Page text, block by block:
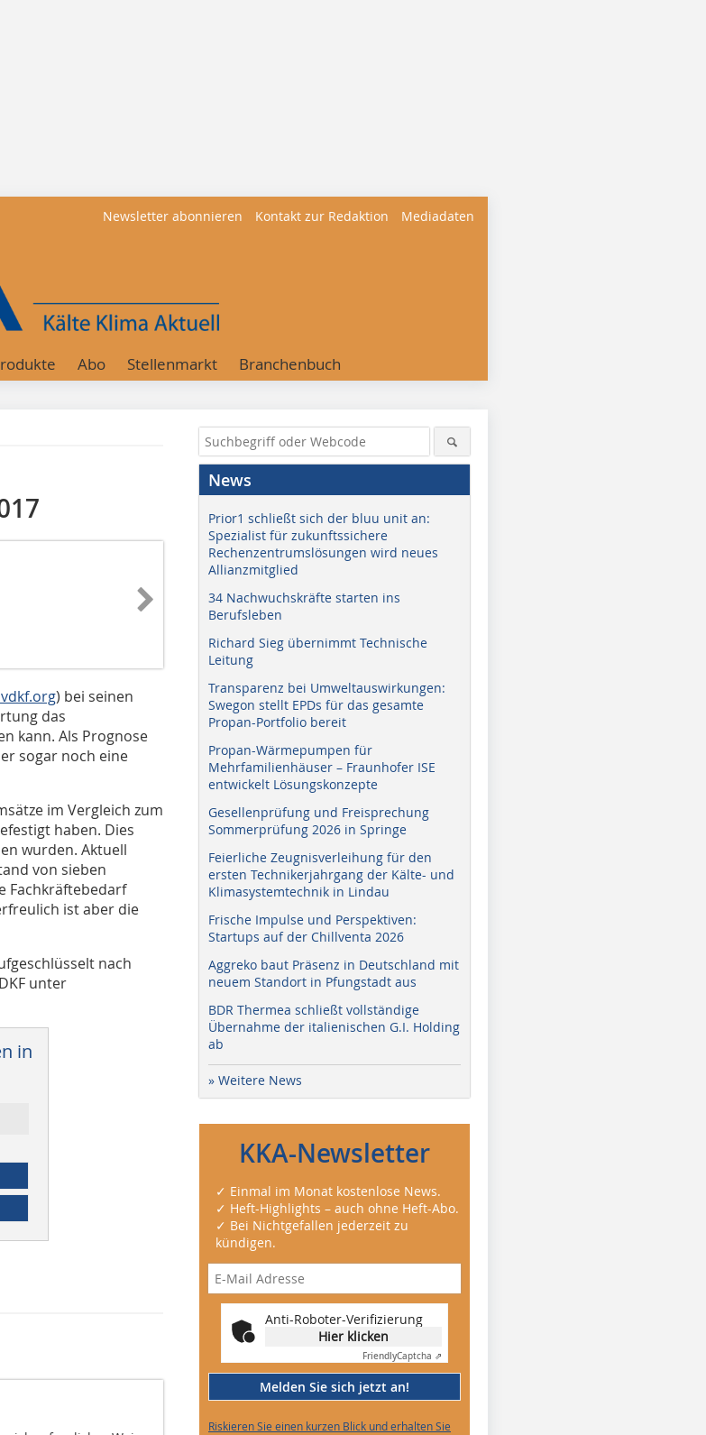
Newsletter abonnieren Kontakt zur Redaktion Mediadaten
Abo Stellenmarkt Branchenbuch
) bei seinen
das
kann. Als Prognose
sogar noch eine
im Vergleich zum
haben. Dies
wurden. Aktuell
von sieben
Fachkräftebedarf
ist aber die
nach
unter
in
News
Prior1 schließt sich der bluu unit an:
Spezialist für zukunftssichere
Rechenzentrumslösungen wird neues
Allianzmitglied
34 Nachwuchskräfte starten ins
Berufsleben
Richard Sieg übernimmt Technische
Leitung
Transparenz bei Umweltauswirkungen:
Swegon stellt EPDs für das gesamte
Propan-Portfolio bereit
Propan-Wärmepumpen für
Mehrfamilienhäuser – Fraunhofer ISE
entwickelt Lösungskonzepte
Gesellenprüfung und Freisprechung
Sommerprüfung 2026 in Springe
Feierliche Zeugnisverleihung für den
ersten Technikerjahrgang der Kälte- und
Klimasystemtechnik in Lindau
Frische Impulse und Perspektiven:
Startups auf der Chillventa 2026
Aggreko baut Präsenz in Deutschland mit
neuem Standort in Pfungstadt aus
BDR Thermea schließt vollständige
Übernahme der italienischen G.I. Holding
ab
» Weitere News
KKA-Newsletter
✓ Einmal im Monat kostenlose News.
✓ Heft-Highlights – auch ohne Heft-Abo.
✓ Bei Nichtgefallen jederzeit zu
kündigen.
Anti-Roboter-Verifizierung
Hier klicken
FriendlyCaptcha ⇗
Melden Sie sich jetzt an!
Riskieren Sie einen kurzen Blick und erhalten Sie